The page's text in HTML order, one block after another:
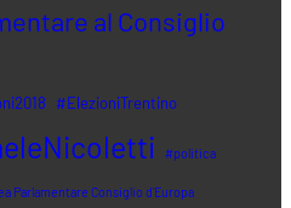
al Consiglio
#ElezioniTrentino
#politica
Parlamentare Consiglio d'Europa